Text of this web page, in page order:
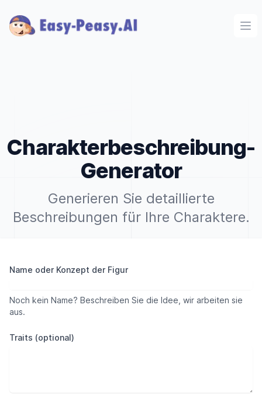
Charakterbeschreibung-
Generator
Generieren Sie detaillierte
Beschreibungen für Ihre Charaktere.
Name oder Konzept der Figur
Noch kein Name? Beschreiben Sie die Idee, wir arbeiten sie
aus.
Traits (optional)